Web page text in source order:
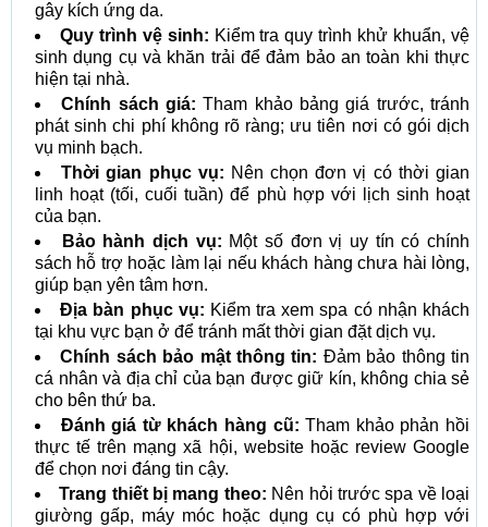
gây kích ứng da.
Quy trình vệ sinh: Kiểm tra quy trình khử khuẩn, vệ
sinh dụng cụ và khăn trải để đảm bảo an toàn khi thực
hiện tại nhà.
Chính sách giá: Tham khảo bảng giá trước, tránh
phát sinh chi phí không rõ ràng; ưu tiên nơi có gói dịch
vụ minh bạch.
Thời gian phục vụ: Nên chọn đơn vị có thời gian
linh hoạt (tối, cuối tuần) để phù hợp với lịch sinh hoạt
của bạn.
Bảo hành dịch vụ: Một số đơn vị uy tín có chính
sách hỗ trợ hoặc làm lại nếu khách hàng chưa hài lòng,
giúp bạn yên tâm hơn.
Địa bàn phục vụ: Kiểm tra xem spa có nhận khách
tại khu vực bạn ở để tránh mất thời gian đặt dịch vụ.
Chính sách bảo mật thông tin: Đảm bảo thông tin
cá nhân và địa chỉ của bạn được giữ kín, không chia sẻ
cho bên thứ ba.
Đánh giá từ khách hàng cũ: Tham khảo phản hồi
thực tế trên mạng xã hội, website hoặc review Google
để chọn nơi đáng tin cậy.
Trang thiết bị mang theo: Nên hỏi trước spa về loại
giường gấp, máy móc hoặc dụng cụ có phù hợp với